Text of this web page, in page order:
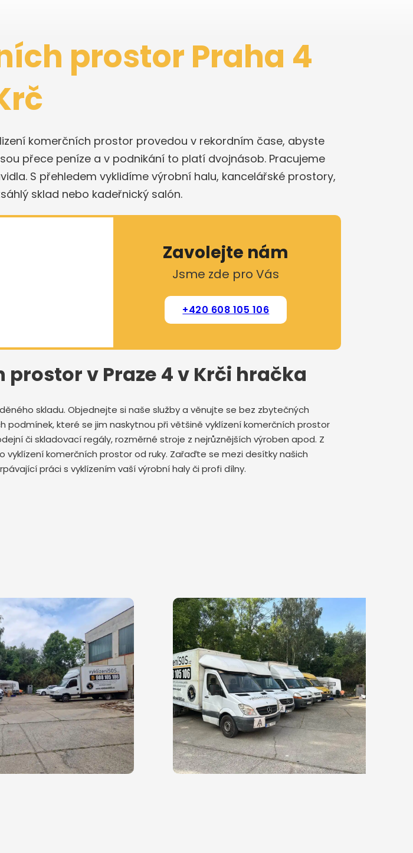
prostor Praha 4
komerčních prostor provedou v rekordním čase, abyste
přece peníze a v podnikání to platí dvojnásob. Pracujeme
S přehledem vyklidíme výrobní halu, kancelářské prostory,
sklad nebo kadeřnický salón.
Zavolejte nám
Jsme zde pro Vás
+420 608 105 106
v Praze 4 v Krči hračka
skladu. Objednejte si naše služby a věnujte se bez zbytečných
které se jim naskytnou při většině vyklízení komerčních prostor
či skladovací regály, rozměrné stroje z nejrůznějších výroben apod. Z
vyklízení komerčních prostor od ruky. Zařaďte se mezi desítky našich
práci s vyklízením vaší výrobní haly či profi dílny.